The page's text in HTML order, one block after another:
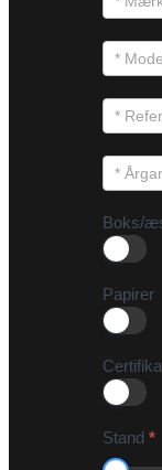
Boks/
Papirer
Stand *